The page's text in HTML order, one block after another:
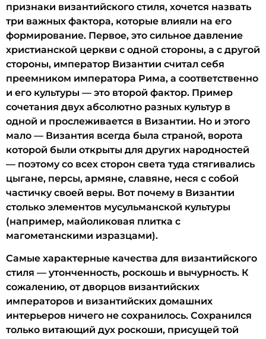
признаки византийского стиля, хочется назвать
три важных фактора, которые влияли на его
формирование. Первое, это сильное давление
христианской церкви с одной стороны, а с другой
стороны, император Византии считал себя
преемником императора Рима, а соответственно
и его культуры — это второй фактор. Пример
сочетания двух абсолютно разных культур в
одной и прослеживается в Византии. Но и этого
мало — Византия всегда была страной, ворота
которой были открыты для других народностей
— поэтому со всех сторон света туда стягивались
цыгане, персы, армяне, славяне, неся с собой
частичку своей веры. Вот почему в Византии
столько элементов мусульманской культуры
(например, майоликовая плитка с
магометанскими изразцами).
Самые характерные качества для византийского
стиля — утонченность, роскошь и вычурность. К
сожалению, от дворцов византийских
императоров и византийских домашних
интерьеров ничего не сохранилось. Сохранился
только витающий дух роскоши, присущей той